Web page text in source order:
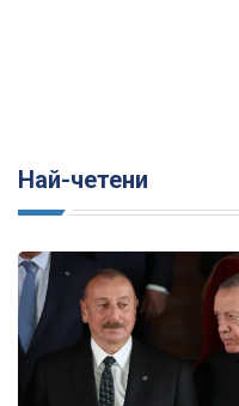
Най-четени